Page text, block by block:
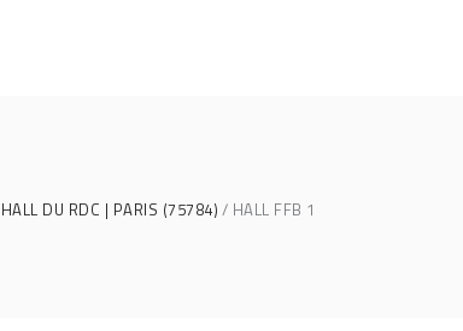
DU RDC | PARIS (75784) HALL FFB 1